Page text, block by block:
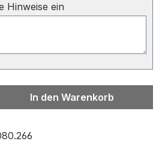
Hinweise ein
Gib den
In den Warenkorb